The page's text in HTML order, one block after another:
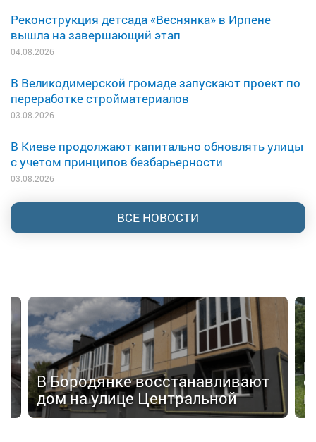
Реконструкция детсада «Веснянка» в Ирпене
вышла на завершающий этап
04.08.2026
В Великодимерской громаде запускают проект по
переработке стройматериалов
03.08.2026
В Киеве продолжают капитально обновлять улицы
с учетом принципов безбарьерности
03.08.2026
ВСЕ НОВОСТИ
В Бородянке восстанавливают
дом на улице Центральной